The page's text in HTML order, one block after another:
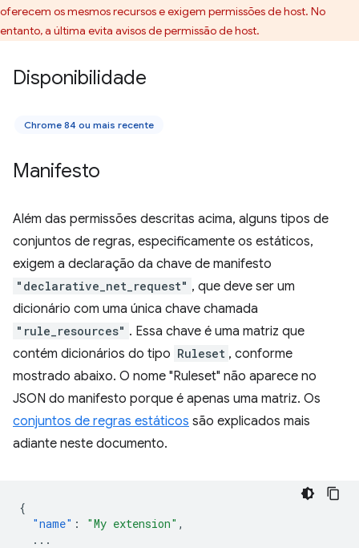
oferecem os mesmos recursos e exigem permissões de host. No
entanto, a última evita avisos de permissão de host.
Disponibilidade
Chrome 84 ou mais recente
Manifesto
Além das permissões descritas acima, alguns tipos de
conjuntos de regras, especificamente os estáticos,
exigem a declaração da chave de manifesto
"declarative_net_request" , que deve ser um
dicionário com uma única chave chamada
"rule_resources" . Essa chave é uma matriz que
contém dicionários do tipo Ruleset , conforme
mostrado abaixo. O nome "Ruleset" não aparece no
JSON do manifesto porque é apenas uma matriz. Os
conjuntos de regras estáticos são explicados mais
adiante neste documento.
{
"name" : "My extension" ,
...